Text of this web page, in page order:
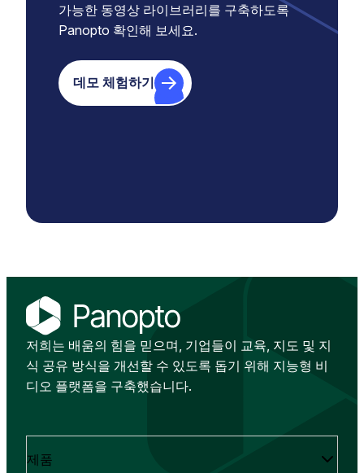
가능한 동영상 라이브러리를 구축하도록
Panopto 확인해 보세요.
데모 체험하기
저희는 배움의 힘을 믿으며, 기업들이 교육, 지도 및 지
식 공유 방식을 개선할 수 있도록 돕기 위해 지능형 비
디오 플랫폼을 구축했습니다.
제품